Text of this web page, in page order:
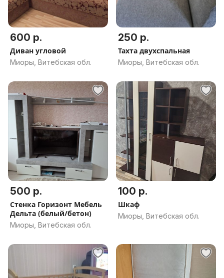
600 р.
Диван угловой
Миоры, Витебская обл.
250 р.
Тахта двухспальная
Миоры, Витебская обл.
500 р.
Стенка Горизонт Мебель
Дельта (белый/бетон)
Миоры, Витебская обл.
100 р.
Шкаф
Миоры, Витебская обл.